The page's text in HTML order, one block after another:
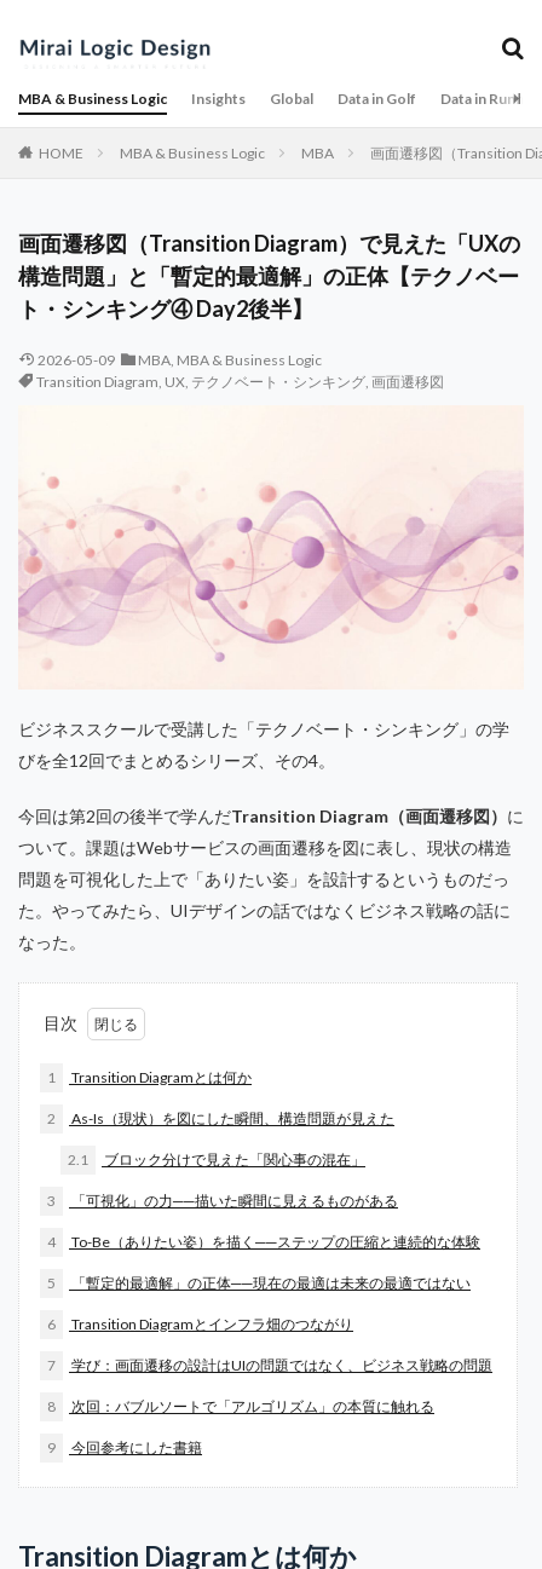
MBA & Business Logic Insights Global Data in Golf Data in
HOME MBA & Business Logic MBA 画面遷移図（Transition
画面遷移図（Transition Diagram）で見えた「UXの
構造問題」と「暫定的最適解」の正体【テクノベー
ト・シンキング④ Day2後半】
2026-05-09 MBA, MBA & Business Logic
Transition Diagram, UX, テクノベート・シンキング, 画面遷移図
ビジネススクールで受講した「テクノベート・シンキング」の学
びを全12回でまとめるシリーズ、その4。
今回は第2回の後半で学んだTransition Diagram（画面遷移図） に
ついて。課題はWebサービスの画面遷移を図に表し、現状の構造
問題を可視化した上で「ありたい姿」を設計するというものだっ
た。やってみたら、UIデザインの話ではなくビジネス戦略の話に
なった。
目次
1 Transition Diagramとは何か
2 As-Is（現状）を図にした瞬間、構造問題が見えた
2.1 ブロック分けで見えた「関心事の混在」
3 「可視化」の力──描いた瞬間に見えるものがある
4 To-Be（ありたい姿）を描く──ステップの圧縮と連続的な体験
5 「暫定的最適解」の正体──現在の最適は未来の最適ではない
6 Transition Diagramとインフラ畑のつながり
7 学び：画面遷移の設計はUIの問題ではなく、ビジネス戦略の問題
8 次回：バブルソートで「アルゴリズム」の本質に触れる
9 今回参考にした書籍
Transition Diagramとは何か